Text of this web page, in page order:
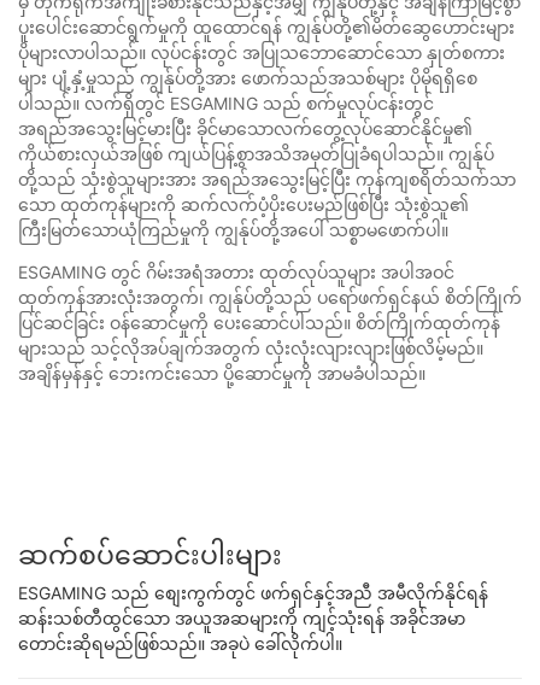
ပူးပေါင်းဆောင်ရွက်မှုကို ထူထောင်ရန် ကျွန်ုပ်တို့၏မိတ်ဆွေဟောင်းများ
ပိုများလာပါသည်။ လုပ်ငန်းတွင် အပြုသဘောဆောင်သော နှုတ်စကား
များ ပျံ့နှံ့မှုသည် ကျွန်ုပ်တို့အား ဖောက်သည်အသစ်များ ပိုမိုရရှိစေ
ပါသည်။ လက်ရှိတွင် ESGAMING သည် စက်မှုလုပ်ငန်းတွင်
အရည်အသွေးမြင့်မားပြီး ခိုင်မာသောလက်တွေ့လုပ်ဆောင်နိုင်မှု၏
ကိုယ်စားလှယ်အဖြစ် ကျယ်ပြန့်စွာအသိအမှတ်ပြုခံရပါသည်။ ကျွန်ုပ်
တို့သည် သုံးစွဲသူများအား အရည်အသွေးမြင့်ပြီး ကုန်ကျစရိတ်သက်သာ
သော ထုတ်ကုန်များကို ဆက်လက်ပံ့ပိုးပေးမည်ဖြစ်ပြီး သုံးစွဲသူ၏
ကြီးမြတ်သောယုံကြည်မှုကို ကျွန်ုပ်တို့အပေါ် သစ္စာမဖောက်ပါ။
ESGAMING တွင် ဂိမ်းအရံအတား ထုတ်လုပ်သူများ အပါအဝင်
ထုတ်ကုန်အားလုံးအတွက်၊ ကျွန်ုပ်တို့သည် ပရော်ဖက်ရှင်နယ် စိတ်ကြိုက်
ပြင်ဆင်ခြင်း ဝန်ဆောင်မှုကို ပေးဆောင်ပါသည်။ စိတ်ကြိုက်ထုတ်ကုန်
များသည် သင့်လိုအပ်ချက်အတွက် လုံးလုံးလျားလျားဖြစ်လိမ့်မည်။
အချိန်မှန်နှင့် ဘေးကင်းသော ပို့ဆောင်မှုကို အာမခံပါသည်။
ဆက်စပ်ဆောင်းပါးများ
ESGAMING သည် စျေးကွက်တွင် ဖက်ရှင်နှင့်အညီ အမီလိုက်နိုင်ရန်
ဆန်းသစ်တီထွင်သော အယူအဆများကို ကျင့်သုံးရန် အခိုင်အမာ
တောင်းဆိုရမည်ဖြစ်သည်။ အခုပဲ ခေါ်လိုက်ပါ။